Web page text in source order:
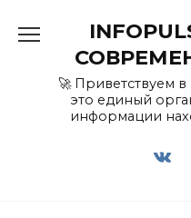
содержанию
🚀 Приветствуем
это единый
информации